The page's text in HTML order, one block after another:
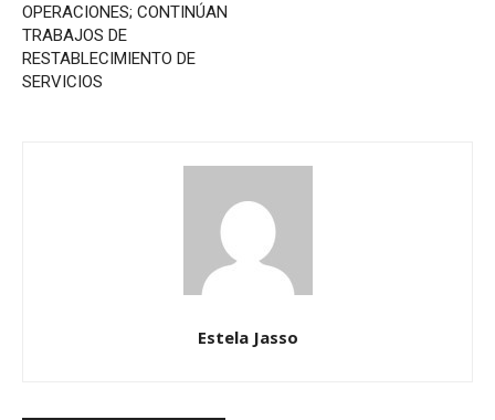
OPERACIONES; CONTINÚAN
TRABAJOS DE
RESTABLECIMIENTO DE
SERVICIOS
Estela Jasso